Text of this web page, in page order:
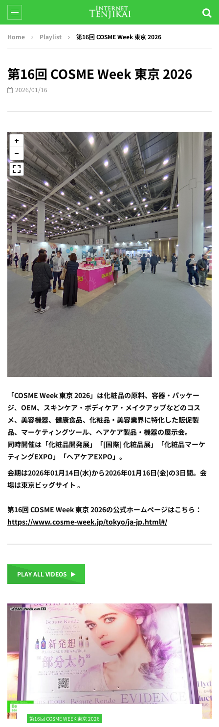
Home Playlist 第16回 COSME Week 東京 2026
第16回 COSME Week 東京 2026
2026/01/16
「COSME Week 東京 2026」は化粧品の原料、容器・パッケー
ジ、OEM、スキンケア・ボディケア・メイクアップなどのコス
メ、美容機器、健康食品、化粧品・美容業界に特化した販促製
品、マーケティングツール、ヘアケア製品・機器の展示会。
同時開催は「化粧品開発展」「[国際] 化粧品展」「化粧品マーケ
ティングEXPO」「ヘアケアEXPO」。
会期は2026年01月14日(水)から2026年01月16日(金)の3日間。会
場は東京ビッグサイト 。
第16回 COSME Week 東京 2026の公式ホームページはこちら：
https://www.cosme-week.jp/tokyo/ja-jp.html#/
PLAY ALL VIDEOS
第16回 COSME WEEK 東京 2026